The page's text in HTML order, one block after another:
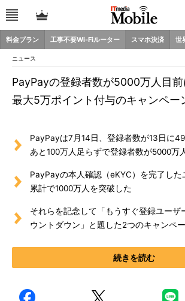
料金プラン 工事不要Wi-Fiルーター スマホ決済 世
ニュース
PayPayの登録者数が5000万人目
最大5万ポイント付与のキャンペー
PayPayは7月14日、登録者数が13日に
あと100万人足らずで登録者数が5000万
PayPayの本人確認（eKYC）を完了した
累計で1000万人を突破した
それらを記念して「もうすぐ登録ユーザ
ウントダウン」と題した2つのキャンペ
続きを読む